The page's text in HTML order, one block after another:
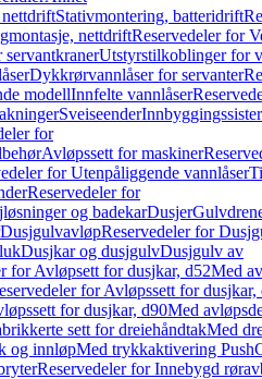
Stativmontering, batteridrift
nettdriftReservedeler for
servantkranerUtstyrstilkoblinger for
Dykkrørvannlåser for servanter
modellInnfelte vannlåser
Sveiseender
for
Avløpssett for maskiner
for Utenpåliggende vannlåser
Reservedeler for
og badekarDusjer
DusjgulvavløpReservedeler for
Dusjkar og dusjgulvDusjgulv av
for Avløpsett for dusjkar, d52Med
for Avløpssett for dusjkar,
for dusjkar, d90Med
sett for dreiehåndtakMed
og innløpMed trykkaktivering
Reservedeler for Innebygd